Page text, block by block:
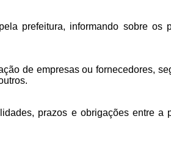
prefeitura, informando sobre os
de empresas ou fornecedores,
prazos e obrigações entre a